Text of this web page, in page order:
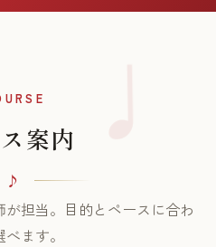
案内
担当。目的とペースに合わ
ます。